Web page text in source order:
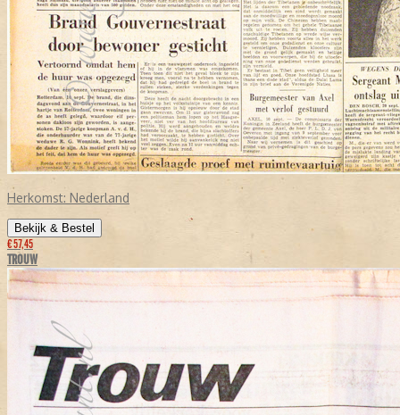
Herkomst: Nederland
Bekijk & Bestel
€ 57,45
TROUW